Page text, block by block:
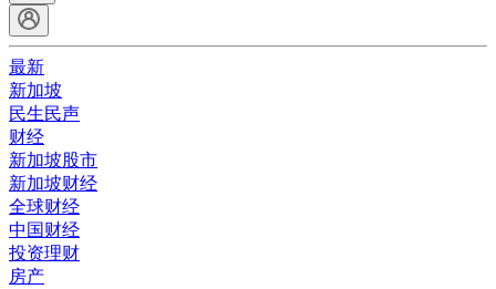
最新
新加坡
民生民声
财经
新加坡股市
新加坡财经
全球财经
中国财经
投资理财
房产